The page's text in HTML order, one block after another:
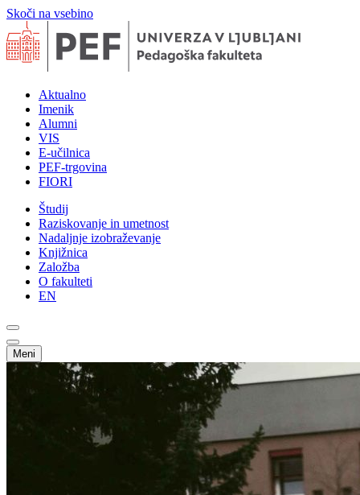
Skoči na vsebino
Aktualno
Imenik
Alumni
VIS
E-učilnica
PEF-trgovina
FIORI
Študij
Raziskovanje in umetnost
Nadaljnje izobraževanje
Knjižnica
Založba
O fakulteti
EN
Meni